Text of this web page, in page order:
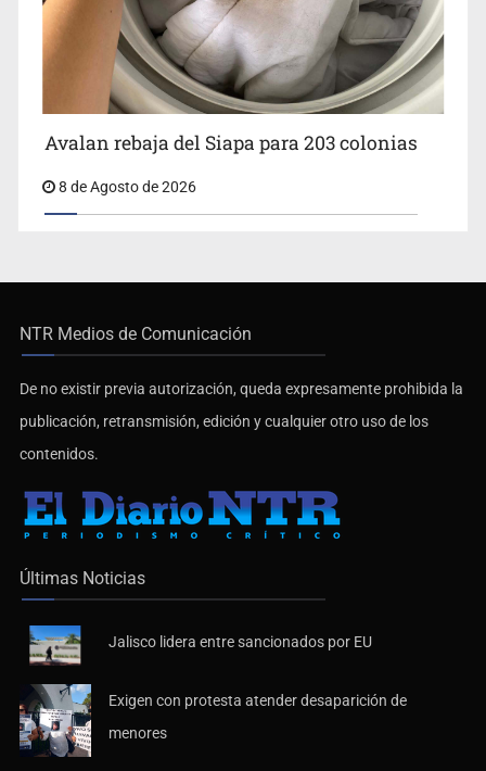
Avalan rebaja del Siapa para 203 colonias
8 de Agosto de 2026
NTR Medios de Comunicación
De no existir previa autorización, queda expresamente prohibida la
publicación, retransmisión, edición y cualquier otro uso de los
contenidos.
Últimas Noticias
Jalisco lidera entre sancionados por EU
Exigen con protesta atender desaparición de
menores